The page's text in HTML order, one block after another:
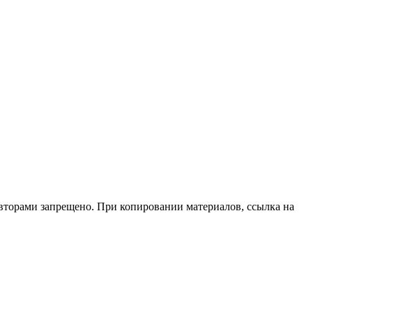
запрещено. При копировании материалов, ссылка на